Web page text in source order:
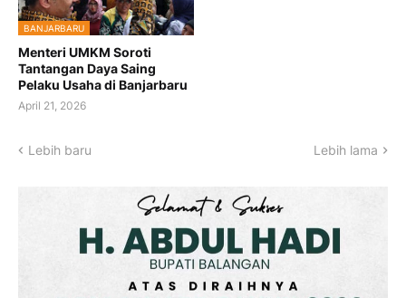
BANJARBARU
Menteri UMKM Soroti
Tantangan Daya Saing
Pelaku Usaha di Banjarbaru
April 21, 2026
Lebih baru Lebih lama